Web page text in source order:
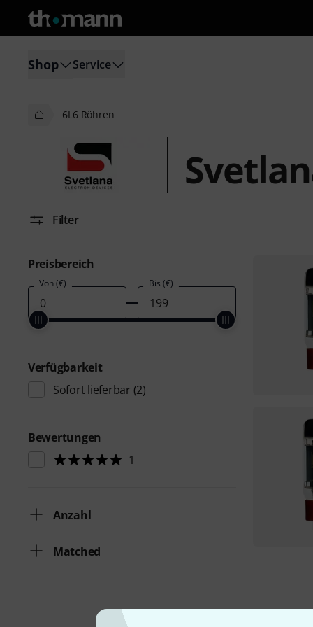
Shop Service
6L6 Röhren
Filter
Preisbereich
Von (€) Bis (€)
Verfügbarkeit
Sofort lieferbar (2)
Bewertungen
1
Anzahl
Matched